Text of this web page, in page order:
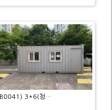
B0041) 3*6(청…